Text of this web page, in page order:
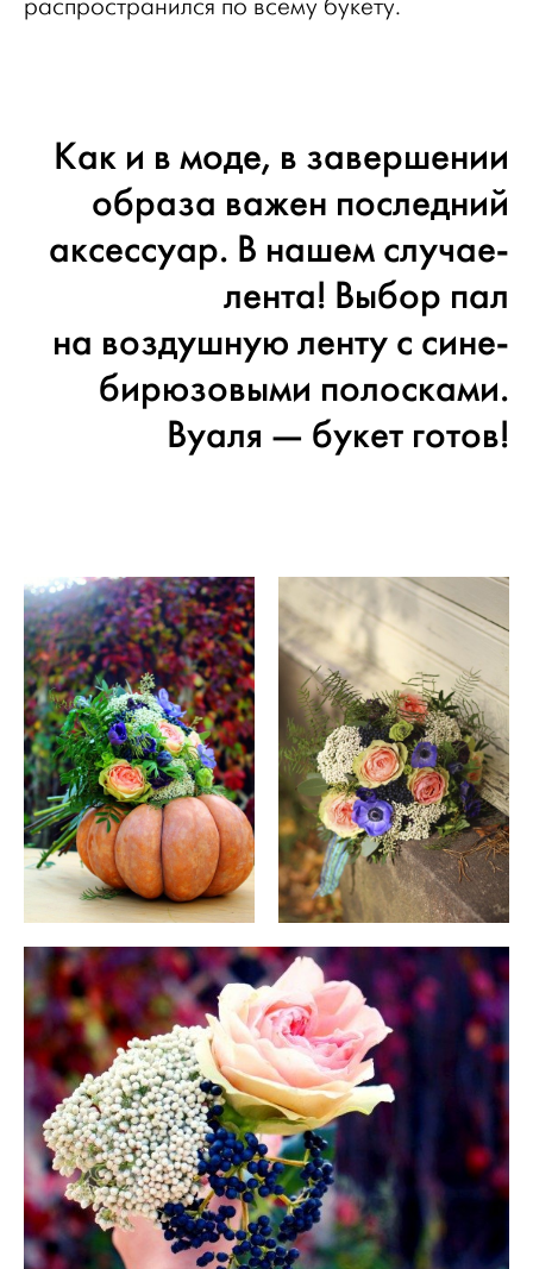
распространился по всему букету.
Как и в моде, в завершении
образа важен последний
аксессуар. В нашем случае-
лента! Выбор пал
на воздушную ленту с сине-
бирюзовыми полосками.
Вуаля — букет готов!